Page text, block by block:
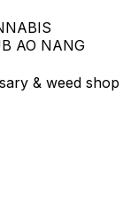
AO NANG
& weed shop